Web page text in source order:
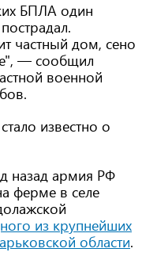
БПЛА один
частный дом, сено
— сообщил
военной
известно о
назад армия РФ
ферме в селе
из крупнейших
области.